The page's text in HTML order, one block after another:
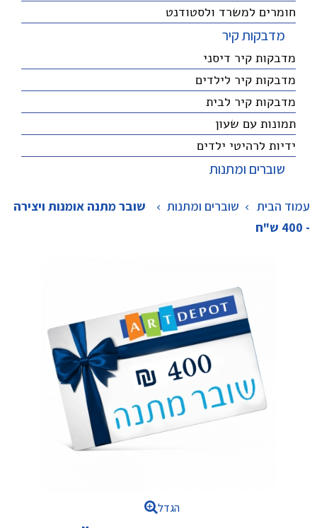
חומרים למשרד ולסטודנט
מדבקות קיר
מדבקות קיר דיסני
מדבקות קיר לילדים
מדבקות קיר לבית
תמונות עם שעון
ידיות לרהיטי ילדים
שוברים ומתנות
עמוד הבית שוברים ומתנות >
שובר מתנה אומנות ויצירה
- 400 ש"ח
הגדל